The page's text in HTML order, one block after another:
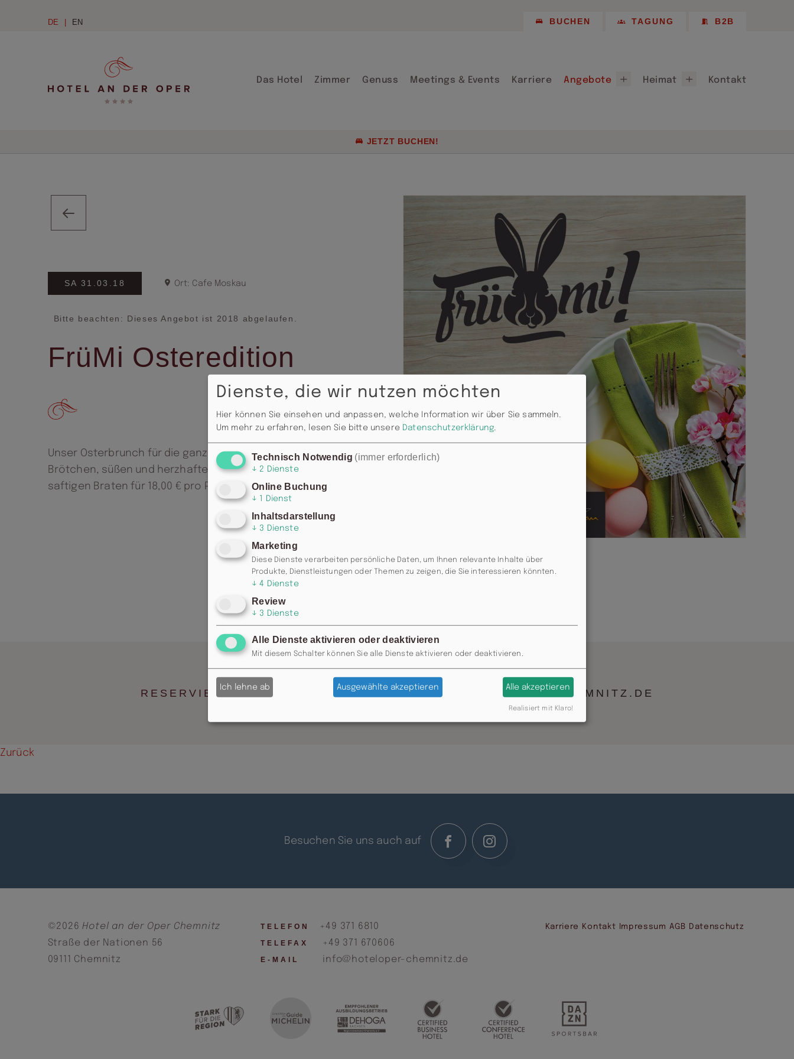
DE EN BUCHEN TAGUNG B2B
Das Hotel Zimmer Genuss Meetings & Events Karriere Angebote
Gruppenreisen
Heimat
Partner, Patenschaften & Sponsoring
Kontakt
JETZT BUCHEN!
SA 31.03.18 Ort: Cafe Moskau
Bitte beachten: Dieses Angebot ist 2018 abgelaufen.
FrüMi Osteredition
Unser Osterbrunch für die ganze Familie, mit Brot und
Brötchen, süßen und herzhaften Snacks, Salaten, Suppen und
saftigen Braten für 18,00 € pro Person.
RESERVIERUNG: 0371 / 355 985 77 ODER INFO@MOSKAU-CHEMNITZ.DE
Zurück
Besuchen Sie uns auch auf
©2026Hotel an der Oper Chemnitz
Straße der Nationen 56
09111 Chemnitz
TELEFON +49 371 6810
TELEFAX +49 371 670606
E-MAIL info@hoteloper-chemnitz.de
Karriere Kontakt Impressum AGB Datenschutz
Dienste, die wir nutzen möchten
Hier können Sie einsehen und anpassen, welche Information wir über Sie sammeln.
Um mehr zu erfahren, lesen Sie bitte unsere Datenschutzerklärung
Technisch Notwendig (immer erforderlich)
↓ 2 Dienste
Online Buchung
↓ 1 Dienst
Inhaltsdarstellung
↓ 3 Dienste
Marketing
Diese Dienste verarbeiten persönliche Daten, um Ihnen relevante Inhalte über
Produkte, Dienstleistungen oder Themen zu zeigen, die Sie interessieren könnten.
↓ 4 Dienste
Review
↓ 3 Dienste
Alle Dienste aktivieren oder deaktivieren
Mit diesem Schalter können Sie alle Dienste aktivieren oder deaktivieren.
Ich lehne ab Ausgewählte akzeptieren Alle akzeptieren
Realisiert mit Klaro!